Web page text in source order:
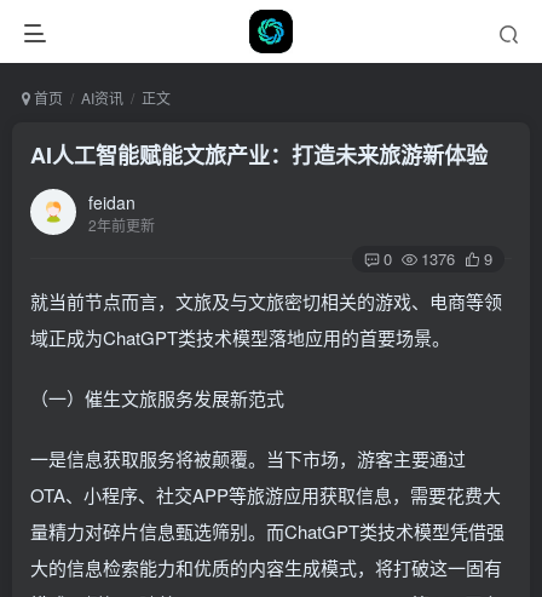
首页 AI资讯 正文
AI人工智能赋能文旅产业：打造未来旅游新体验
feidan
2年前更新
0 1376 9
就当前节点而言，文旅及与文旅密切相关的游戏、电商等领
域正成为ChatGPT类技术模型落地应用的首要场景。
（一）催生文旅服务发展新范式
一是信息获取服务将被颠覆。当下市场，游客主要通过
OTA、小程序、社交APP等旅游应用获取信息，需要花费大
量精力对碎片信息甄选筛别。而ChatGPT类技术模型凭借强
大的信息检索能力和优质的内容生成模式，将打破这一固有